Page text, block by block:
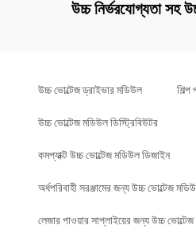
উচ্চ নির্ভরযোগ্যতা সহ
উচ্চ ভোল্টেজ ড্রাইভার মডিউল
উচ্চ ভোল্টেজ মডিউল ডিস্ট্রিবিউটর
কমপ্যাক্ট উচ্চ ভোল্টেজ মডিউল ডিজাইন
অর্ধপরিবাহী সরঞ্জামের জন্য উচ্চ ভোল্টেজ
লেজার পাওয়ার সাপ্লাইয়ের জন্য উচ্চ